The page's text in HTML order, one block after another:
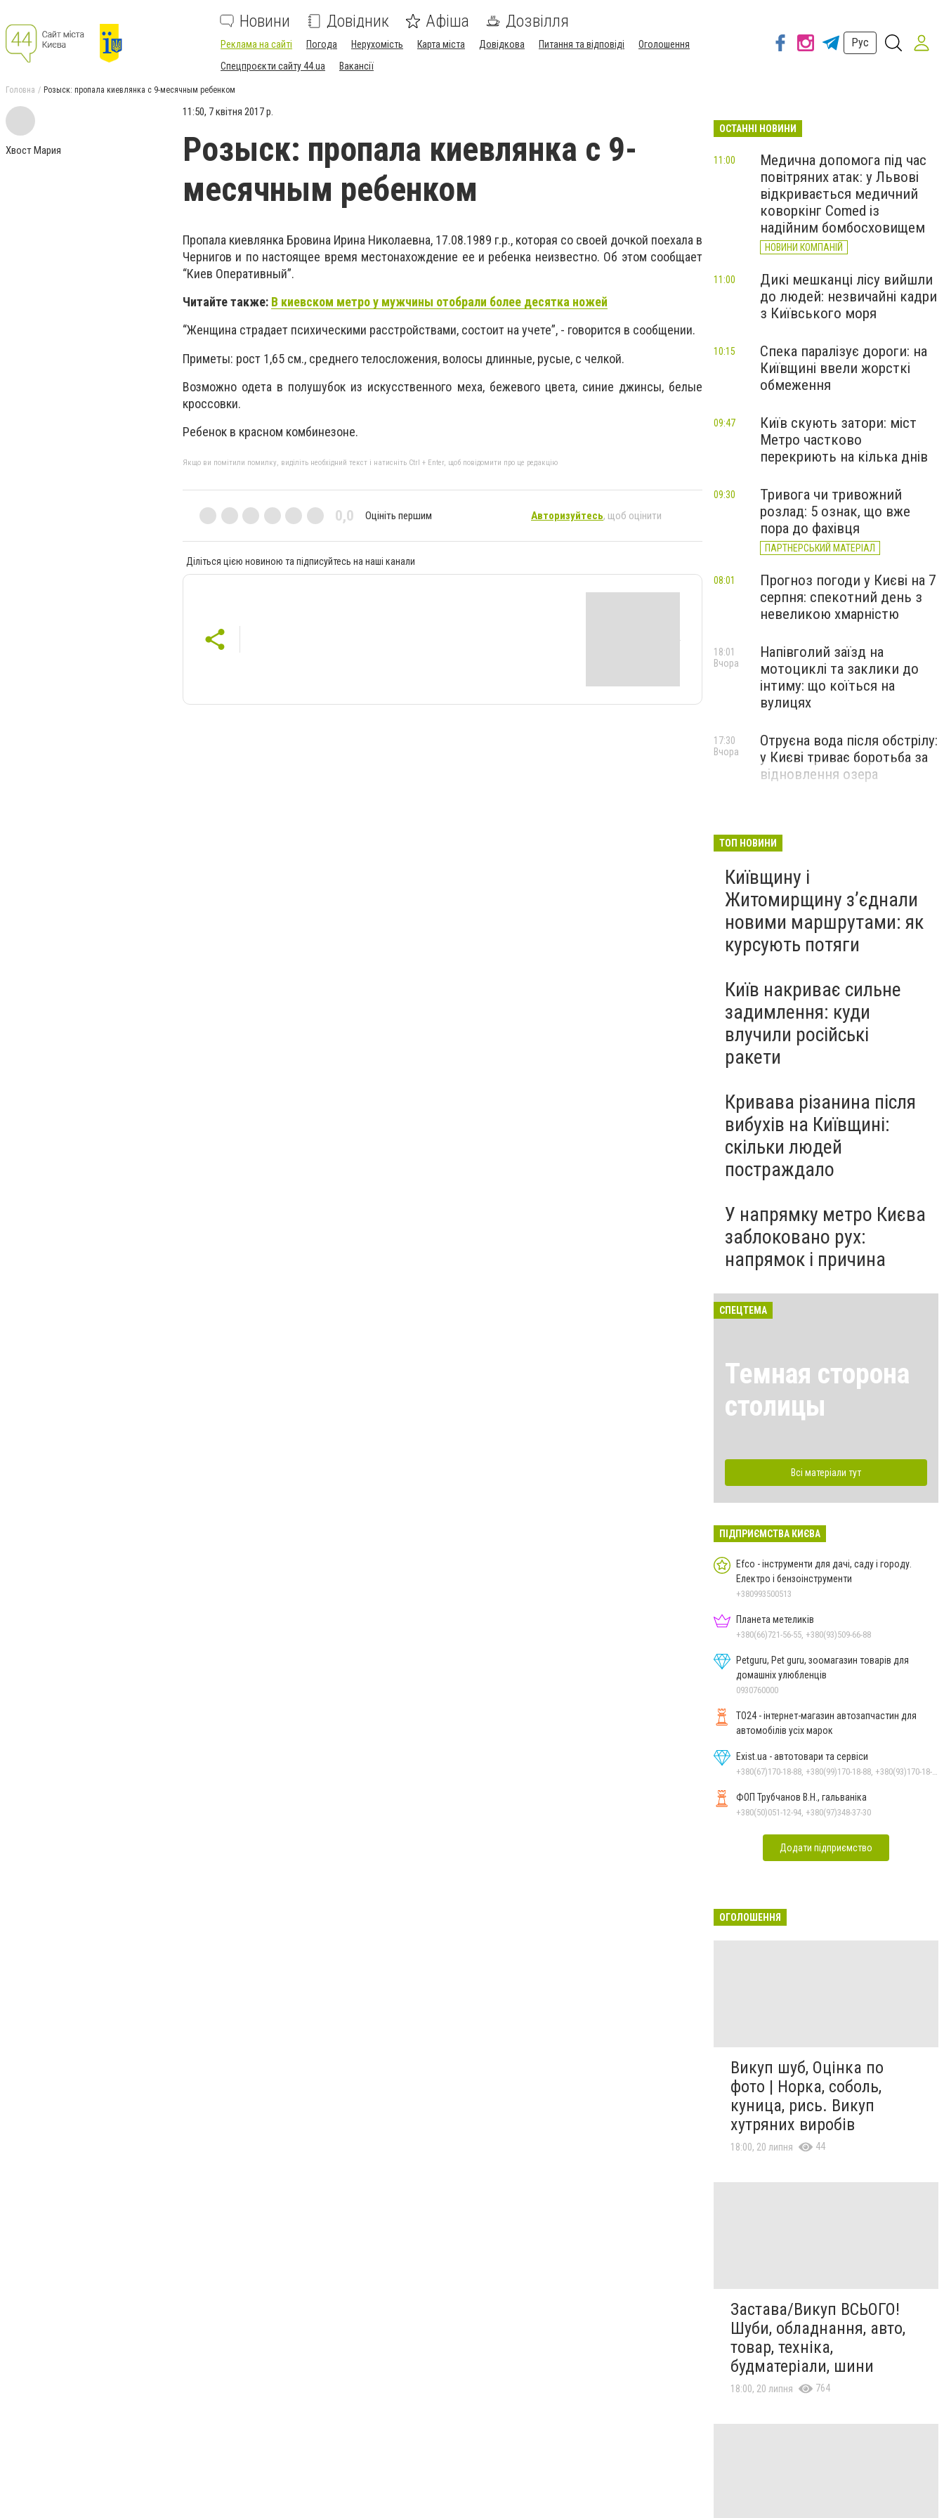
Новини Довідник Афіша Дозвілля
Реклама на сайті Погода Нерухомість Карта міста Довідкова Питання та відповіді
Оголошення
Спецпроєкти сайту 44.ua
Вакансії
Рус
Головна Розыск: пропала киевлянка с 9-месячным ребенком
Хвост Мария
11:50, 7 квітня 2017 р.
Розыск: пропала киевлянка с 9-
месячным ребенком
Пропала киевлянка Бровина Ирина Николаевна, 17.08.1989 г.р., которая со своей дочкой поехала в
Чернигов и по настоящее время местонахождение ее и ребенка неизвестно. Об этом сообщает
“Киев Оперативный”.
Читайте также: В киевском метро у мужчины отобрали более десятка ножей
“Женщина страдает психическими расстройствами, состоит на учете”, - говорится в сообщении.
Приметы: рост 1,65 см., среднего телосложения, волосы длинные, русые, с челкой.
Возможно одета в полушубок из искусственного меха, бежевого цвета, синие джинсы, белые
кроссовки.
Ребенок в красном комбинезоне.
Якщо ви помітили помилку, виділіть необхідний текст і натисніть Ctrl + Enter, щоб повідомити про це редакцію
0,0 Оцініть першим Авторизуйтесь, щоб оцінити
Діліться цією новиною та підписуйтесь на наші канали
ОСТАННІ НОВИНИ
Медична допомога під час
повітряних атак: у Львові
відкривається медичний
коворкінг Comed із
надійним бомбосховищем
НОВИНИ КОМПАНІЙ
11:00
Дикі мешканці лісу вийшли
до людей: незвичайні кадри
з Київського моря
11:00
Спека паралізує дороги: на
Київщині ввели жорсткі
обмеження
10:15
Київ скують затори: міст
Метро частково
перекриють на кілька днів
09:47
Тривога чи тривожний
розлад: 5 ознак, що вже
пора до фахівця
ПАРТНЕРСЬКИЙ МАТЕРІАЛ
09:30
Прогноз погоди у Києві на 7
серпня: спекотний день з
невеликою хмарністю
08:01
Напівголий заїзд на
мотоциклі та заклики до
інтиму: що коїться на
вулицях
18:01
Вчора
Отруєна вода після обстрілу:
у Києві триває боротьба за
відновлення озера
17:30
Вчора
ТОП НОВИНИ
Київщину і
Житомирщину з’єднали
новими маршрутами: як
курсують потяги
Київ накриває сильне
задимлення: куди
влучили російські
ракети
Кривава різанина після
вибухів на Київщині:
скільки людей
постраждало
У напрямку метро Києва
заблоковано рух:
напрямок і причина
СПЕЦТЕМА
Темная сторона
столицы
Всі матеріали тут
ПІДПРИЄМСТВА КИЄВА
Efco - інструменти для дачі, саду і городу.
Електро і бензоінструменти
+380993500513
Планета метеликів
+380(66)721-56-55, +380(93)509-66-88
Petguru, Pet guru, зоомагазин товарів для
домашніх улюбленців
0930760000
TO24 - інтернет-магазин автозапчастин для
автомобілів усіх марок
Exist.ua - автотовари та сервіси
ФОП Трубчанов В.Н., гальваніка
+380(50)051-12-94, +380(97)348-37-30
Додати підприємство
ОГОЛОШЕННЯ
Викуп шуб, Оцінка по
фото | Норка, соболь,
куница, рись. Викуп
хутряних виробів
18:00, 20 липня 44
Застава/Викуп ВСЬОГО!
Шуби, обладнання, авто,
товар, техніка,
будматеріали, шини
18:00, 20 липня 764